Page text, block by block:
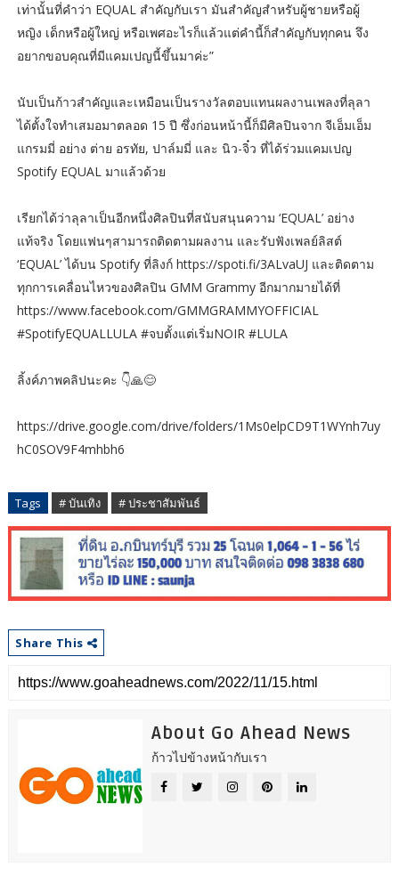
เท่านั้นที่คำว่า EQUAL สำคัญกับเรา มันสำคัญสำหรับผู้ชายหรือผู้
หญิง เด็กหรือผู้ใหญ่ หรือเพศอะไรก็แล้วแต่คำนี้ก็สำคัญกับทุกคน จึง
อยากขอบคุณที่มีแคมเปญนี้ขึ้นมาค่ะ”
นับเป็นก้าวสำคัญและเหมือนเป็นรางวัลตอบแทนผลงานเพลงที่ลุลา
ได้ตั้งใจทำเสมอมาตลอด 15 ปี ซึ่งก่อนหน้านี้ก็มีศิลปินจาก จีเอ็มเอ็ม
แกรมมี่ อย่าง ต่าย อรทัย, ปาล์มมี่ และ นิว-จิ๋ว ที่ได้ร่วมแคมเปญ
Spotify EQUAL มาแล้วด้วย
เรียกได้ว่าลุลาเป็นอีกหนึ่งศิลปินที่สนับสนุนความ ‘EQUAL’ อย่าง
แท้จริง โดยแฟนๆสามารถติดตามผลงาน และรับฟังเพลย์ลิสต์
‘EQUAL’ ได้บน Spotify ที่ลิงก์ https://spoti.fi/3ALvaUJ และติดตาม
ทุกการเคลื่อนไหวของศิลปิน GMM Grammy อีกมากมายได้ที่
https://www.facebook.com/GMMGRAMMYOFFICIAL
#SpotifyEQUALLULA #จบตั้งแต่เริ่มNOIR #LULA
ลิ้งค์ภาพคลิปนะคะ 👇🙏😊
https://drive.google.com/drive/folders/1Ms0elpCD9T1WYnh7uy
hC0SOV9F4mhbh6
Tags # บันเทิง # ประชาสัมพันธ์
Share This
About Go Ahead News
ก้าวไปข้างหน้ากับเรา